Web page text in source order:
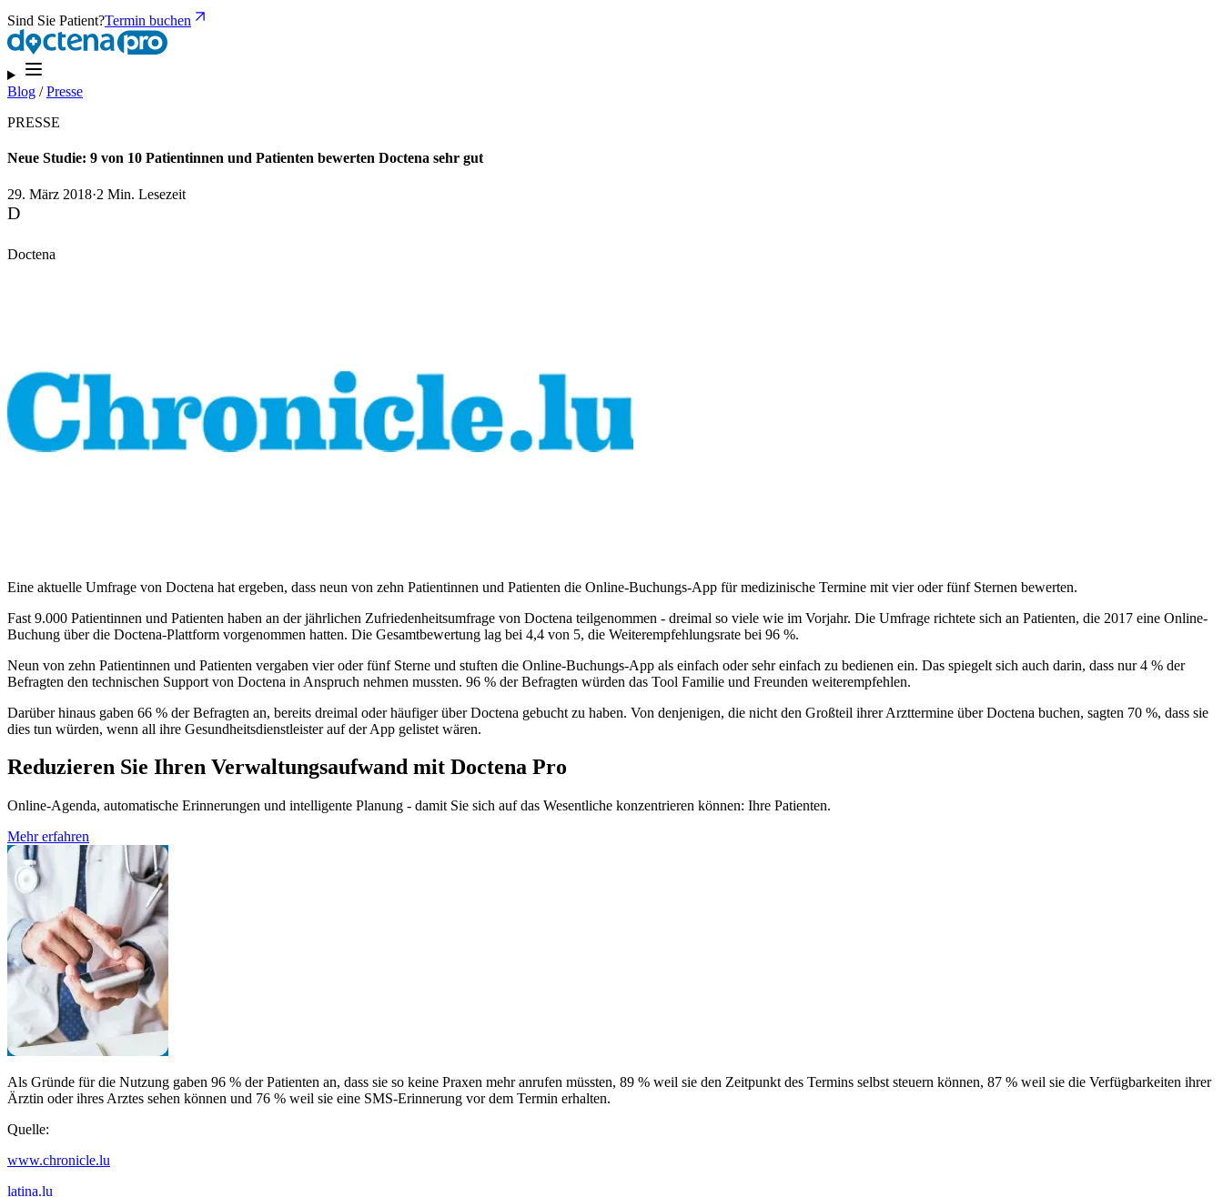
Sind Sie Patient?Termin buchen
Blog /Presse
PRESSE
Neue Studie: 9 von 10 Patientinnen und Patienten bewerten Doctena sehr gut
29. März 2018·2 Min. Lesezeit
D
Doctena
Eine aktuelle Umfrage von Doctena hat ergeben, dass neun von zehn Patientinnen und Patienten die Online-Buchungs-App für medizinische Termine mit vier oder fünf Sternen bewerten.
Fast 9.000 Patientinnen und Patienten haben an der jährlichen Zufriedenheitsumfrage von Doctena teilgenommen - dreimal so viele wie im Vorjahr. Die Umfrage richtete sich an Patienten, die 2017 eine Online-
Buchung über die Doctena-Plattform vorgenommen hatten. Die Gesamtbewertung lag bei 4,4 von 5, die Weiterempfehlungsrate bei 96 %.
Neun von zehn Patientinnen und Patienten vergaben vier oder fünf Sterne und stuften die Online-Buchungs-App als einfach oder sehr einfach zu bedienen ein. Das spiegelt sich auch darin, dass nur 4 % der
Befragten den technischen Support von Doctena in Anspruch nehmen mussten. 96 % der Befragten würden das Tool Familie und Freunden weiterempfehlen.
Darüber hinaus gaben 66 % der Befragten an, bereits dreimal oder häufiger über Doctena gebucht zu haben. Von denjenigen, die nicht den Großteil ihrer Arzttermine über Doctena buchen, sagten 70 %, dass sie
dies tun würden, wenn all ihre Gesundheitsdienstleister auf der App gelistet wären.
Reduzieren Sie Ihren Verwaltungsaufwand mit Doctena Pro
Online-Agenda, automatische Erinnerungen und intelligente Planung - damit Sie sich auf das Wesentliche konzentrieren können: Ihre Patienten.
Mehr erfahren
Als Gründe für die Nutzung gaben 96 % der Patienten an, dass sie so keine Praxen mehr anrufen müssten, 89 % weil sie den Zeitpunkt des Termins selbst steuern können, 87 % weil sie die Verfügbarkeiten ihrer
Ärztin oder ihres Arztes sehen können und 76 % weil sie eine SMS-Erinnerung vor dem Termin erhalten.
Quelle:
www.chronicle.lu
latina.lu